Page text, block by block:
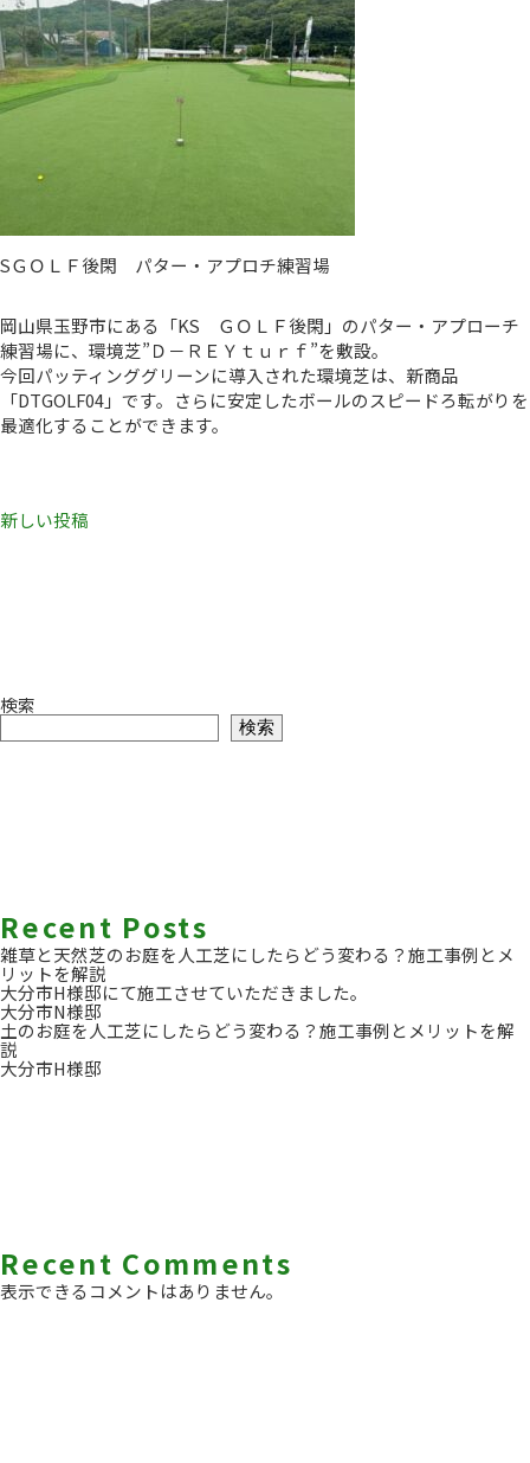
SＧＯＬＦ後閑 パター・アプロチ練習場
岡山県玉野市にある「KS ＧＯＬＦ後閑」のパター・アプローチ
練習場に、環境芝”Ｄ－ＲＥＹｔｕｒｆ”を敷設。
今回パッティンググリーンに導入された環境芝は、新商品
「DTGOLF04」です。さらに安定したボールのスピードろ転がりを
最適化することができます。
投
ー
シ
新しい投稿
検索
検索
Recent Posts
雑草と天然芝のお庭を人工芝にしたらどう変わる？施工事例とメ
リットを解説
大分市H様邸にて施工させていただきました。
大分市N様邸
土のお庭を人工芝にしたらどう変わる？施工事例とメリットを解
説
大分市H様邸
Recent Comments
表示できるコメントはありません。